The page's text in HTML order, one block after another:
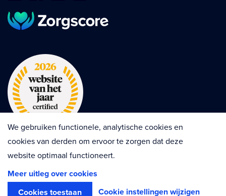
Privacy Cookies
Algemene voorwaarden
We gebruiken functionele, analytische cookies en
cookies van derden om ervoor te zorgen dat deze
website optimaal functioneert.
Meer uitleg over cookies
Cookies toestaan
Cookie instellingen wijzigen